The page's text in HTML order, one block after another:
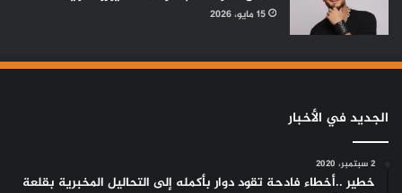
15 مايو، 2026
الجديد في الأخبار
2 سبتمبر، 2020
خطير ..أخطاء فادحة تقود دوار بأكمله إلى التحاليل المخبرية بقلعة